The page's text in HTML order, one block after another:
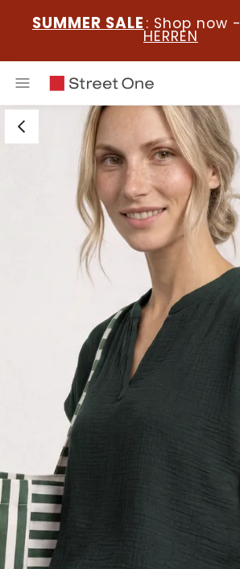
SUMMER SALE : Shop now -
HERREN